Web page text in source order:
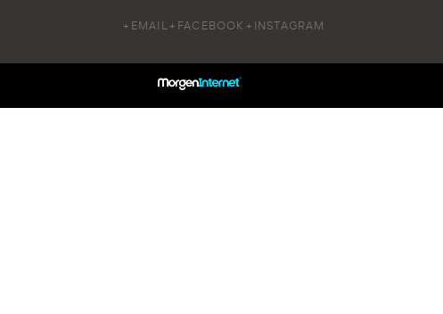
+EMAIL+FACEBOOK +INSTAGRAM